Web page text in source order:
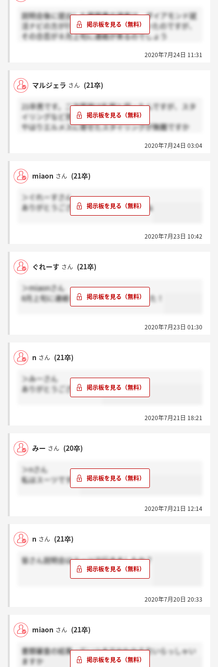
説明会後に提出した履歴書の選考は、ダイアモンド就
活ナビの方が行うと人事の方が仰っていたのですが、
その合否が８月上旬に連絡が来るのでしょう
2020年7月24日 11:31
マルジェラ さん (21卒)
21卒男です。二次面接は私服と伺ったんですが、スタ
イリングなど見られるのでしょうか。
やはりエルメスに寄せたスタイリングが無難ですか
エルメスっぽい服を持ってないので、新しく買うか迷
2020年7月24日 03:04
miaon さん (21卒)
＞ぐれーすさん
ありがとうございます！来ていましたね
2020年7月23日 10:42
ぐれーす さん (21卒)
＞miaonさん
8月上旬に連絡するとメールが届きました！
2020年7月23日 01:30
n さん (21卒)
＞みーさん
ありがとうございます！
2020年7月21日 18:21
みー さん (20卒)
＞nさん
私はスーツです！
2020年7月21日 12:14
n さん (21卒)
皆さん説明会はスーツで行きましたか？
2020年7月20日 20:33
miaon さん (21卒)
書類審査の結果っていつまでかわかる方いらっしゃい
ますか